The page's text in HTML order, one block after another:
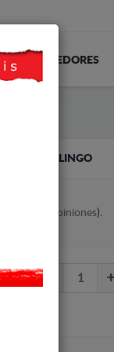
REVENDEDORES
BERLINGO
Ver opiniones).